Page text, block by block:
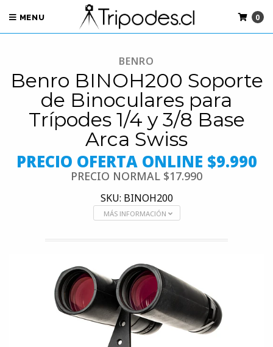
MENU 0
BENRO
Benro BINOH200 Soporte
de Binoculares para
Trípodes 1/4 y 3/8 Base
Arca Swiss
PRECIO OFERTA ONLINE $9.990
PRECIO NORMAL $17.990
SKU: BINOH200
MÁS INFORMACIÓN